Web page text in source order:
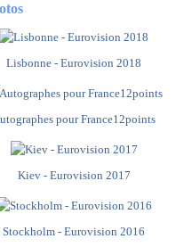
Lisbonne - Eurovision 2018
pour France12points
Kiev - Eurovision 2017
Stockholm - Eurovision 2016